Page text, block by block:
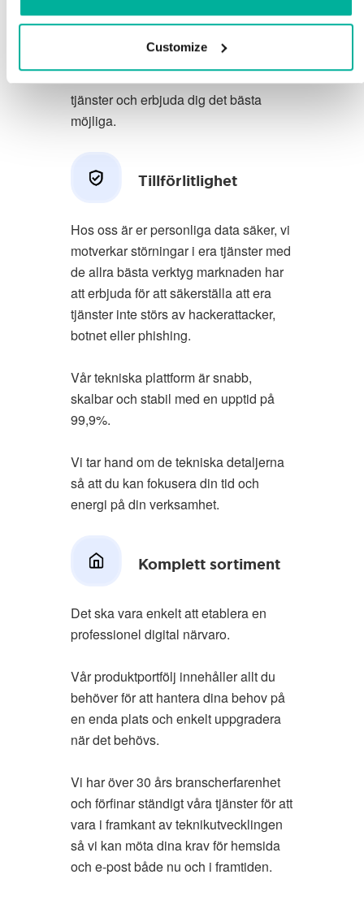
Customize
Vi strävar efter att överträfa dina
förstklassig service. Vi lär oss av din
feedback så att vi kan förbättra våra
tjänster och erbjuda dig det bästa
möjliga.
Tillförlitlighet
Hos oss är er personliga data säker, vi
motverkar störningar i era tjänster med
de allra bästa verktyg marknaden har
att erbjuda för att säkerställa att era
tjänster inte störs av hackerattacker,
botnet eller phishing.
Vår tekniska plattform är snabb,
skalbar och stabil med en upptid på
99,9%.
Vi tar hand om de tekniska detaljerna
så att du kan fokusera din tid och
energi på din verksamhet.
Komplett sortiment
Det ska vara enkelt att etablera en
professionel digital närvaro.
Vår produktportfölj innehåller allt du
behöver för att hantera dina behov på
en enda plats och enkelt uppgradera
när det behövs.
Vi har över 30 års branscherfarenhet
och förfinar ständigt våra tjänster för att
vara i framkant av teknikutvecklingen
så vi kan möta dina krav för hemsida
och e-post både nu och i framtiden.